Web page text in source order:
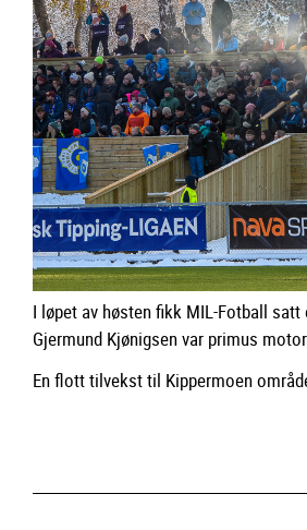
I løpet av høsten fikk MIL-Fotball
Gjermund Kjønigsen var primus
En flott tilvekst til Kippermoen